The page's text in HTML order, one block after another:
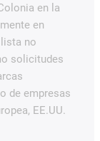
en la
en
no
solicitudes
de empresas
EE.UU.